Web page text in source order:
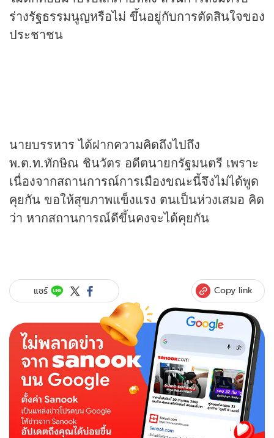
ร่างรัฐธรรมนูญหรือไม่ ขึ้นอยู่กับการตัดสินใจของ
ประชาชน
นายบรรหาร ได้ฝากความคิดถึงไปถึง
พ.ต.ท.ทักษิณ ชินวัตร อดีตนายกรัฐมนตรี เพราะ
เนื่องจากสถานการณ์การเมืองขณะนี้จึงไม่ได้พูด
คุยกัน ขอให้สุขภาพแข็งแรง ตนเป็นห่วงเสมอ คิด
ว่า หากสถานการณ์ดีขึ้นคงจะได้คุยกัน
แชร์ Copy link